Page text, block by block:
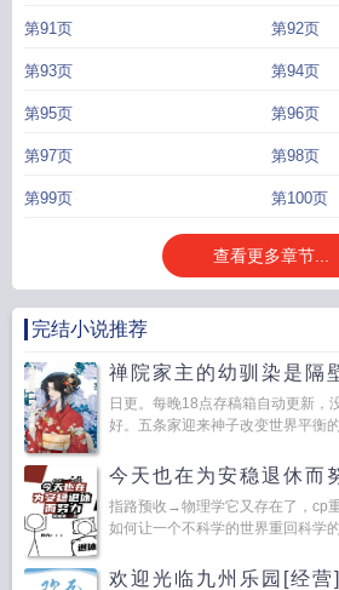
第91页 第92页
第93页 第94页
第95页 第96页
第97页 第98页
第99页 第100页
查看更多章节...
完结小说推荐
禅院家主的幼驯染是隔
日更。每晚18点存稿箱自动更新，
好。五条家迎来神子改变世界平衡
今天也在为安稳退休而
指路预收→物理学它又存在了，cp
如何让一个不科学的世界重回科学
欢迎光临九州乐园[经营]